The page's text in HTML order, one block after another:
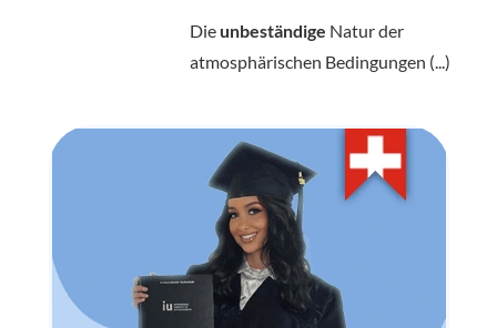
Die unbeständige Natur der
atmosphärischen Bedingungen (...)